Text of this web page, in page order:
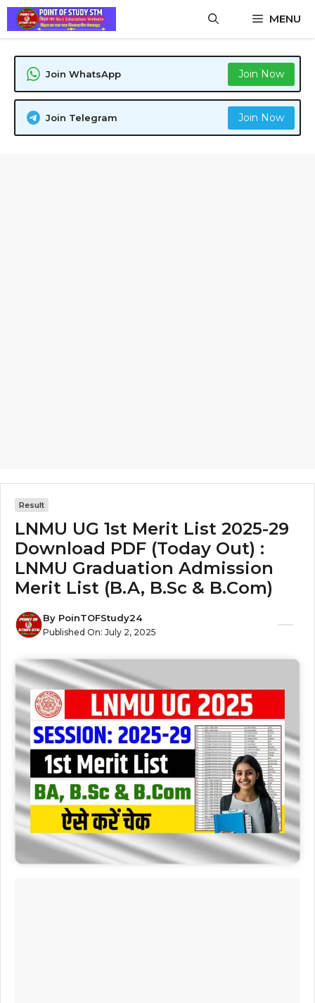
Skip
content
MENU
Join WhatsApp Join Now
Join Telegram Join Now
Result
LNMU UG 1st Merit List 2025-29
Download PDF (Today Out) :
LNMU Graduation Admission
Merit List (B.A, B.Sc & B.Com)
By PoinTOFStudy24
Published On: July 2, 2025